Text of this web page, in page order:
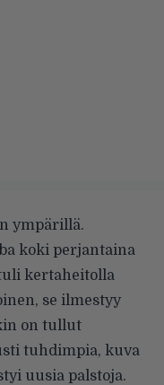
ympärillä.
koki perjantaina
kertaheitolla
se ilmestyy
on tullut
tuhdimpia, kuva
uusia palstoja.